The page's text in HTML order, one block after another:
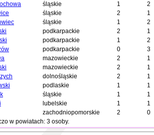
śląskie 1
2
śląskie 2
1
śląskie 1
2
podkarpackie 2
1
podkarpackie 1
2
podkarpackie 0
3
mazowieckie 2
1
mazowieckie 2
1
dolnośląskie 2
1
podlaskie 1
1
śląskie 1
1
lubelskie 1
1
zachodniopomorskie 2
0
w powiatach: 3 osoby.